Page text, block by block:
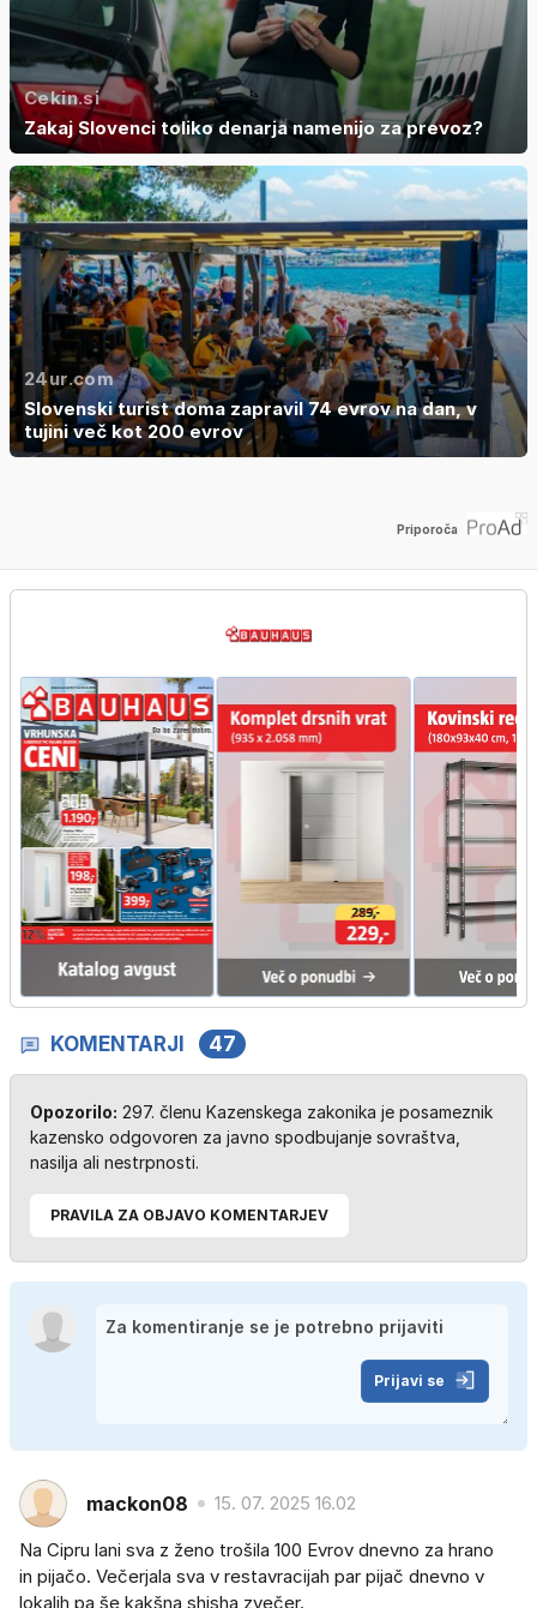
Cekin.si
Zakaj Slovenci toliko denarja namenijo za prevoz?
24ur.com
Slovenski turist doma zapravil 74 evrov na dan, v
tujini več kot 200 evrov
Priporoča
KOMENTARJI 47
Opozorilo: 297. členu Kazenskega zakonika je posameznik
kazensko odgovoren za javno spodbujanje sovraštva,
nasilja ali nestrpnosti.
PRAVILA ZA OBJAVO KOMENTARJEV
Prijavi se
mackon08 15. 07. 2025 16.02
Na Cipru lani sva z ženo trošila 100 Evrov dnevno za hrano
in pijačo. Večerjala sva v restavracijah par pijač dnevno v
lokalih pa še kakšna shisha zvečer.